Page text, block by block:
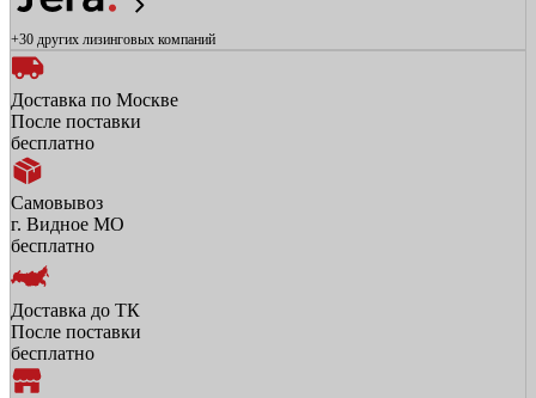
+30 других лизинговых компаний
Доставка по Москве
После поставки
бесплатно
Самовывоз
г. Видное МО
бесплатно
Доставка до ТК
После поставки
бесплатно